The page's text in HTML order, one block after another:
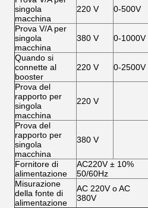
singola
macchina
220 V 0-500V
Prova V/A per
singola
macchina
380 V 0-1000V
Quando si
connette al
booster
220 V 0-2500V
Prova del
rapporto per
singola
macchina
220 V
Prova del
rapporto per
singola
macchina
380 V
Fornitore di
alimentazione
AC220V ± 10%
50/60Hz
Misurazione
della fonte di
alimentazione
AC 220V o AC
380V